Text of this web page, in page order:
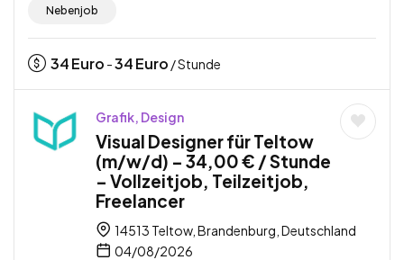
Nebenjob
34Euro -34Euro / Stunde
Grafik, Design
Visual Designer für Teltow
(m/w/d) – 34,00 € / Stunde
– Vollzeitjob, Teilzeitjob,
Freelancer
14513 Teltow, Brandenburg, Deutschland
04/08/2026